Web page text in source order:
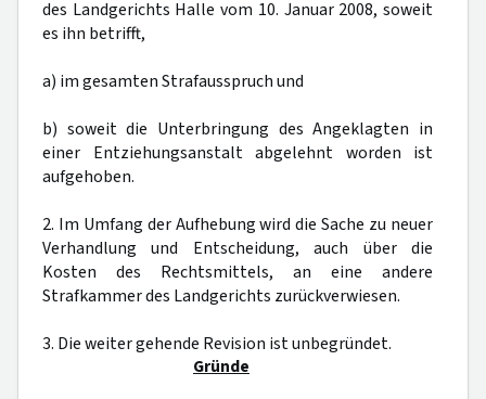
des Landgerichts Halle vom 10. Januar 2008, soweit
es ihn betrifft,
a) im gesamten Strafausspruch und
b) soweit die Unterbringung des Angeklagten in
einer Entziehungsanstalt abgelehnt worden ist
aufgehoben.
2. Im Umfang der Aufhebung wird die Sache zu neuer
Verhandlung und Entscheidung, auch über die
Kosten des Rechtsmittels, an eine andere
Strafkammer des Landgerichts zurückverwiesen.
3. Die weiter gehende Revision ist unbegründet.
Gründe